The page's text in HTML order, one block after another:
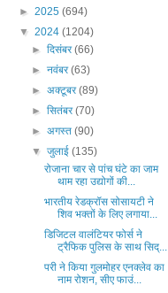
► 2025 (694)
▼ 2024 (1204)
► दिसंबर(66)
► नवंबर(63)
► अक्टूबर(89)
► सितंबर(70)
► अगस्त (90)
▼ जुलाई (135)
रोजाना चार से पांच घंटे का जाम
थाम रहा उद्योगों की...
भारतीय रेडक्रॉस सोसायटी ने
शिव भक्तों के लिए लगाया...
डिजिटल वालंटियर फोर्स ने
ट्रैफिक पुलिस के साथ सिद्...
परी ने किया गुलमोहर एनक्लेव का
नाम रोशन, सीए फाउं...